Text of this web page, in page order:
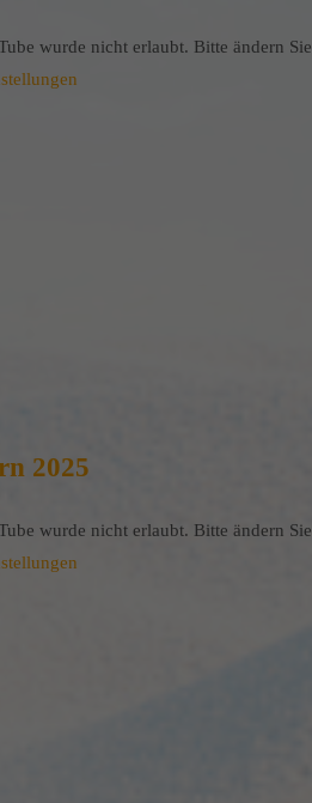
wurde nicht erlaubt. Bitte ändern Sie
2025
wurde nicht erlaubt. Bitte ändern Sie